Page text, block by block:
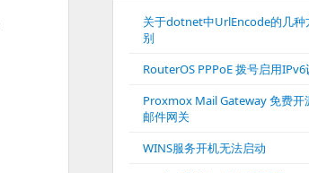
关于dotnet中UrlEncode的几种
别
RouterOS PPPoE 拨号启用IPv6
Proxmox Mail Gateway 免费开
邮件网关
WINS服务开机无法启动